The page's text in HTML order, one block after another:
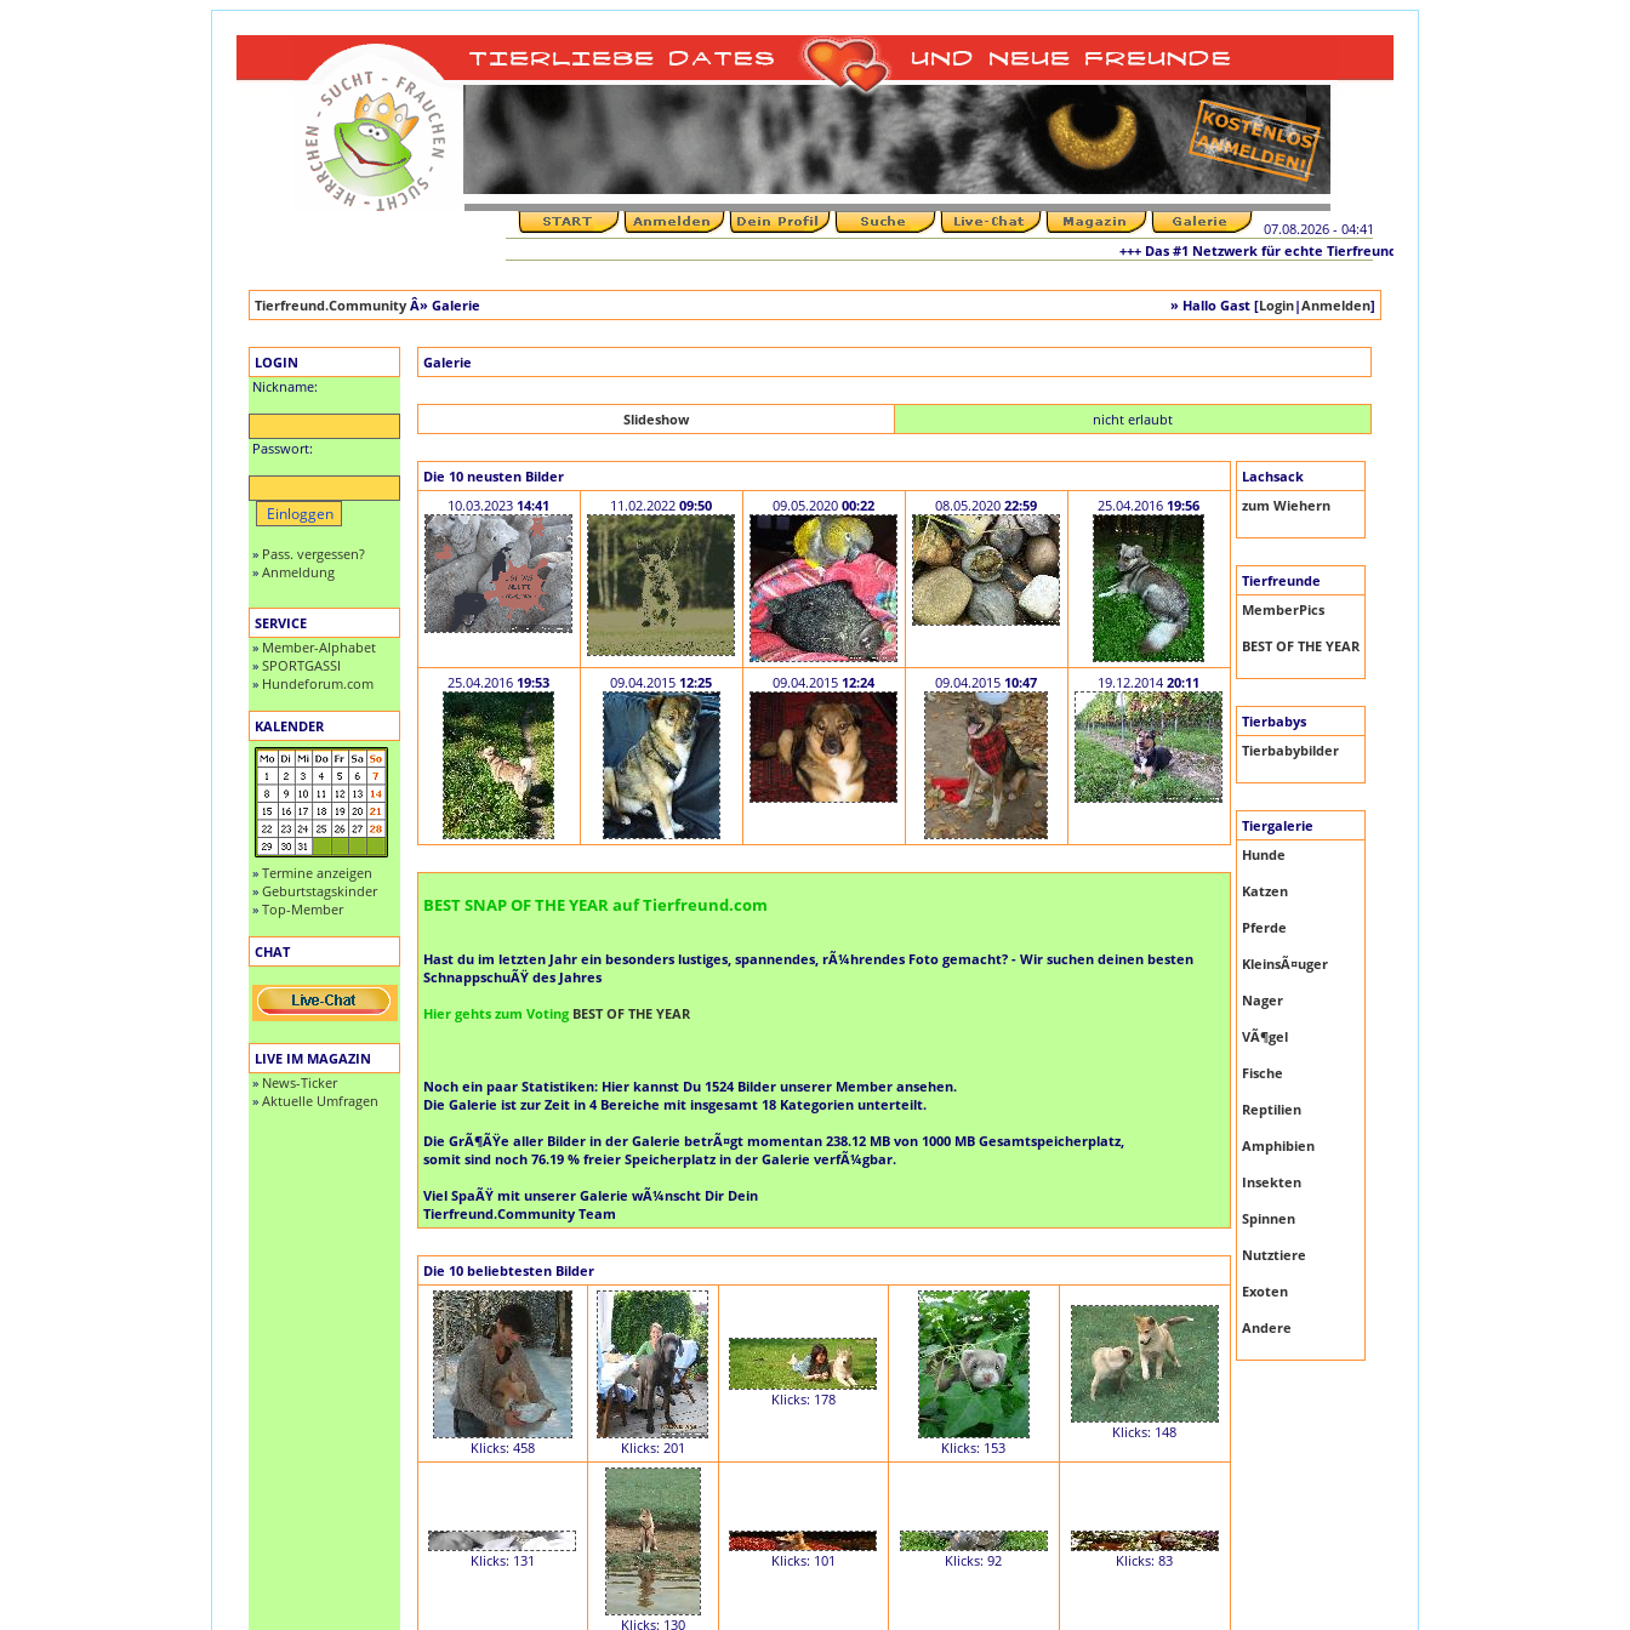
07.08.2026 - 04:41
+++ Das #1 Netzwerk für echte Tierfreunde und tierliebe Singles +++ Die
Tierfreund.Community Â» Galerie » Hallo Gast [Login|Anmelden]
LOGIN
Nickname:
Passwort:
» Pass. vergessen?
» Anmeldung
SERVICE
» Member-Alphabet
» SPORTGASSI
» Hundeforum.com
KALENDER
» Termine anzeigen
» Geburtstagskinder
» Top-Member
CHAT
LIVE IM MAGAZIN
» News-Ticker
» Aktuelle Umfragen
Galerie
Slideshow nicht erlaubt
Die 10 neusten Bilder
10.03.2023 14:41 11.02.2022 09:50 09.05.2020 00:22 08.05.2020 22:59 25.04.2016 19:56
25.04.2016 19:53 09.04.2015 12:25 09.04.2015 12:24 09.04.2015 10:47 19.12.2014 20:11
Lachsack
zum Wiehern
Tierfreunde
MemberPics
BEST OF THE YEAR
Tierbabys
Tierbabybilder
Tiergalerie
Hunde
Katzen
Pferde
KleinsÃ¤uger
Nager
VÃ¶gel
Fische
Reptilien
Amphibien
Insekten
Spinnen
Nutztiere
Exoten
Andere
BEST SNAP OF THE YEAR auf Tierfreund.com
Hast du im letzten Jahr ein besonders lustiges, spannendes, rÃ¼hrendes Foto gemacht? - Wir suchen deinen besten
SchnappschuÃŸ des Jahres
Hier gehts zum Voting BEST OF THE YEAR
Noch ein paar Statistiken: Hier kannst Du 1524Bilder unserer Member ansehen.
Die Galerie ist zur Zeit in 4Bereiche mit insgesamt 18Kategorien unterteilt.
Die GrÃ¶ÃŸe aller Bilder in der Galerie betrÃ¤gt momentan 238.12 MBvon 1000 MBGesamtspeicherplatz,
somit sind noch 76.19 %freier Speicherplatz in der Galerie verfÃ¼gbar.
Viel SpaÃŸ mit unserer Galerie wÃ¼nscht Dir Dein
Tierfreund.Community Team
Die 10 beliebtesten Bilder
Klicks: 458 Klicks: 201
Klicks: 178
Klicks: 153
Klicks: 148
Klicks: 131
Klicks: 130
Klicks: 101 Klicks: 92 Klicks: 83